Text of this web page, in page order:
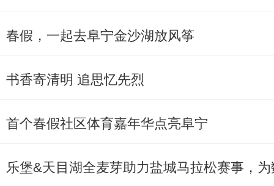
春假，一起去阜宁金沙湖放风筝
书香寄清明 追思忆先烈
首个春假社区体育嘉年华点亮阜宁
乐堡&天目湖全麦芽助力盐城马拉松赛事，